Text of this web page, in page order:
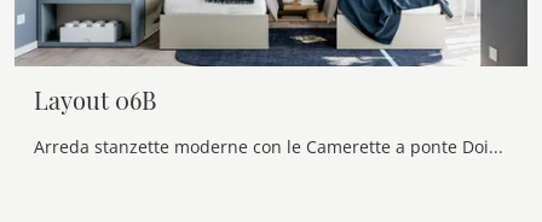
Layout 06B
Arreda stanzette moderne con le Camerette a ponte Doimo Cityline! Il modello Layout 06B in melaminico è per bambini.